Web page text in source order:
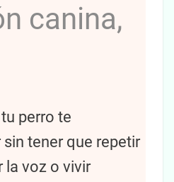
canina,
perro te
tener que repetir
la voz o vivir